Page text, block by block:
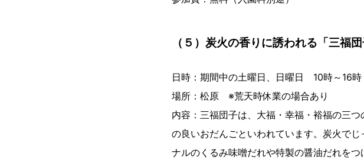
（５）炭火の香りに誘われる「三福
日時：期間中の土曜日、日曜日 10時～16時
場所：松原 ※荒天時休業の場合あり
内容：三福団子は、大福・幸福・裕福の三
の良いおだんごといわれています。炭火で
ナルのくるみ味噌だれや特製の醤油だれをつ